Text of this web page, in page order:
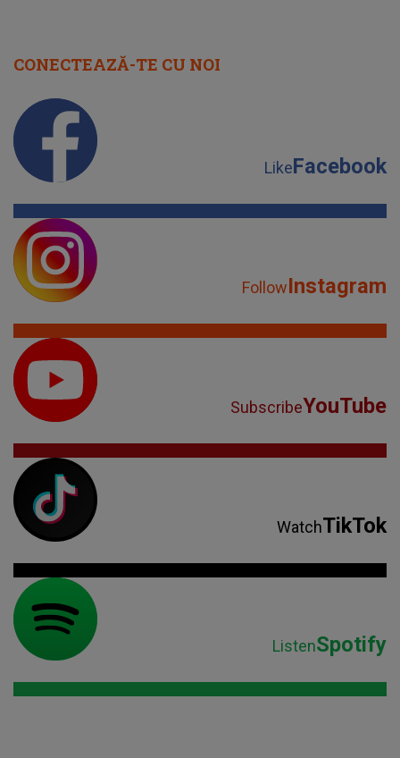
CONECTEAZĂ-TE CU NOI
LikeFacebook
FollowInstagram
SubscribeYouTube
WatchTikTok
ListenSpotify